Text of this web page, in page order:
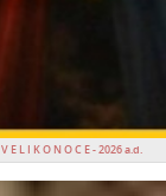
V E L I K O N O C E - 2026 a.d.